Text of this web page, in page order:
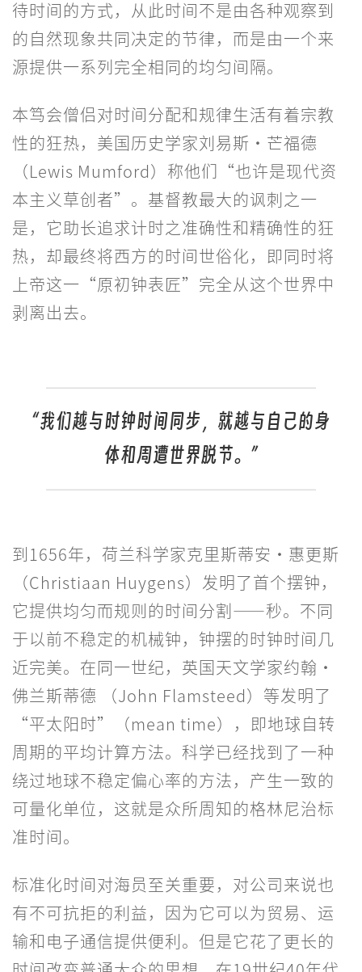
待时间的方式，从此时间不是由各种观察到
的自然现象共同决定的节律，而是由一个来
源提供一系列完全相同的均匀间隔。
本笃会僧侣对时间分配和规律生活有着宗教
性的狂热，美国历史学家刘易斯·芒福德
（Lewis Mumford）称他们“也许是现代资
本主义草创者”。基督教最大的讽刺之一
是，它助长追求计时之准确性和精确性的狂
热，却最终将西方的时间世俗化，即同时将
上帝这一“原初钟表匠”完全从这个世界中
剥离出去。
“我们越与时钟时间同步，就越与自己的身
体和周遭世界脱节。”
到1656年，荷兰科学家克里斯蒂安·惠更斯
（Christiaan Huygens）发明了首个摆钟，
它提供均匀而规则的时间分割——秒。不同
于以前不稳定的机械钟，钟摆的时钟时间几
近完美。在同一世纪，英国天文学家约翰·
佛兰斯蒂德 （John Flamsteed）等发明了
“平太阳时”（mean time），即地球自转
周期的平均计算方法。科学已经找到了一种
绕过地球不稳定偏心率的方法，产生一致的
可量化单位，这就是众所周知的格林尼治标
准时间。
标准化时间对海员至关重要，对公司来说也
有不可抗拒的利益，因为它可以为贸易、运
输和电子通信提供便利。但是它花了更长的